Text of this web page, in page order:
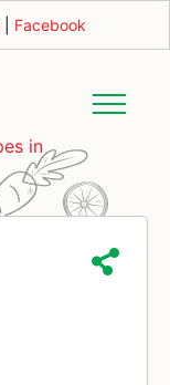
Facebook
in